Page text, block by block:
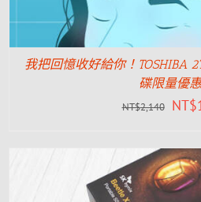
我把回憶收好給你！TOSHIBA
碟限量優
NT$2,140 NT$